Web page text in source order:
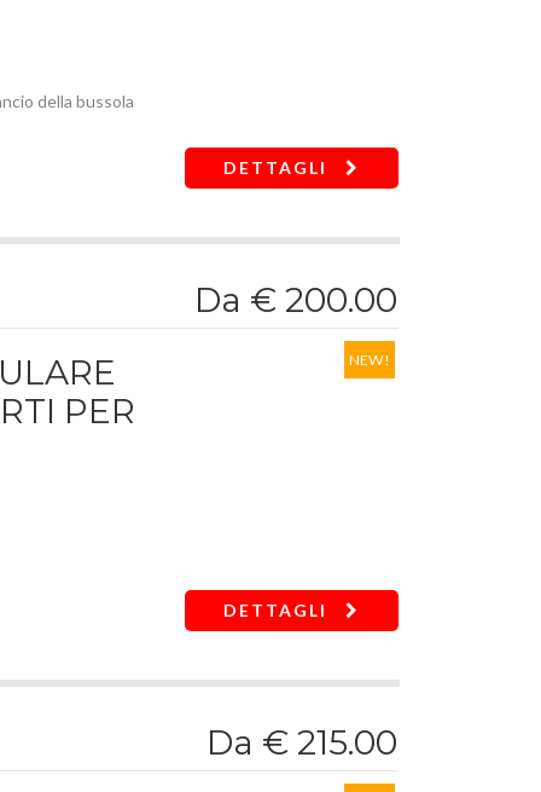
della bussola
DETTAGLI
Da € 200.00
PER
NEW!
della bussola
DETTAGLI
Da € 215.00